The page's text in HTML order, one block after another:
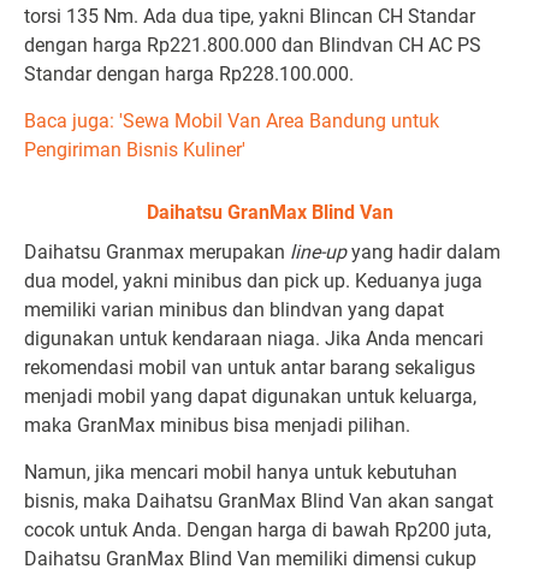
torsi 135 Nm. Ada dua tipe, yakni Blincan CH Standar
dengan harga Rp221.800.000 dan Blindvan CH AC PS
Standar dengan harga Rp228.100.000.
Baca juga: 'Sewa Mobil Van Area Bandung untuk
Pengiriman Bisnis Kuliner'
Daihatsu GranMax Blind Van
Daihatsu Granmax merupakan line-upyang hadir dalam
dua model, yakni minibus dan pick up. Keduanya juga
memiliki varian minibus dan blindvan yang dapat
digunakan untuk kendaraan niaga. Jika Anda mencari
rekomendasi mobil van untuk antar barang sekaligus
menjadi mobil yang dapat digunakan untuk keluarga,
maka GranMax minibus bisa menjadi pilihan.
Namun, jika mencari mobil hanya untuk kebutuhan
bisnis, maka Daihatsu GranMax Blind Van akan sangat
cocok untuk Anda. Dengan harga di bawah Rp200 juta,
Daihatsu GranMax Blind Van memiliki dimensi cukup